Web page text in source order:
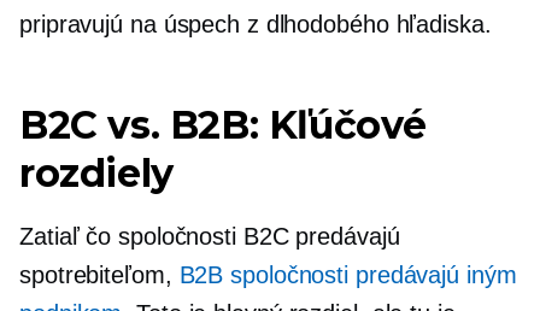
pripravujú na úspech z dlhodobého hľadiska.
B2C vs. B2B: Kľúčové
rozdiely
Zatiaľ čo spoločnosti B2C predávajú
spotrebiteľom, B2B spoločnosti predávajú iným